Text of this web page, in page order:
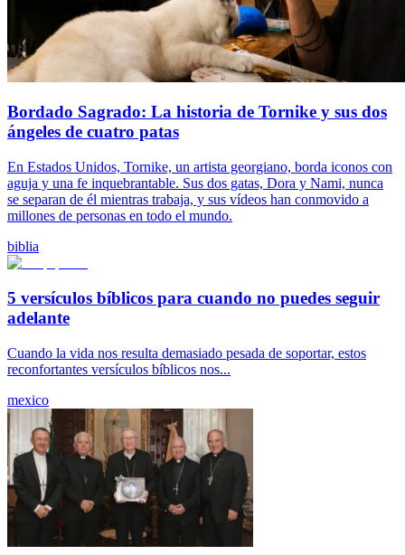
Bordado Sagrado: La historia de Tornike y sus dos
ángeles de cuatro patas
En Estados Unidos, Tornike, un artista georgiano, borda iconos con
aguja y una fe inquebrantable. Sus dos gatas, Dora y Nami, nunca
se separan de él mientras trabaja, y sus vídeos han conmovido a
millones de personas en todo el mundo.
biblia
5 versículos bíblicos para cuando no puedes seguir
adelante
Cuando la vida nos resulta demasiado pesada de soportar, estos
reconfortantes versículos bíblicos nos...
mexico